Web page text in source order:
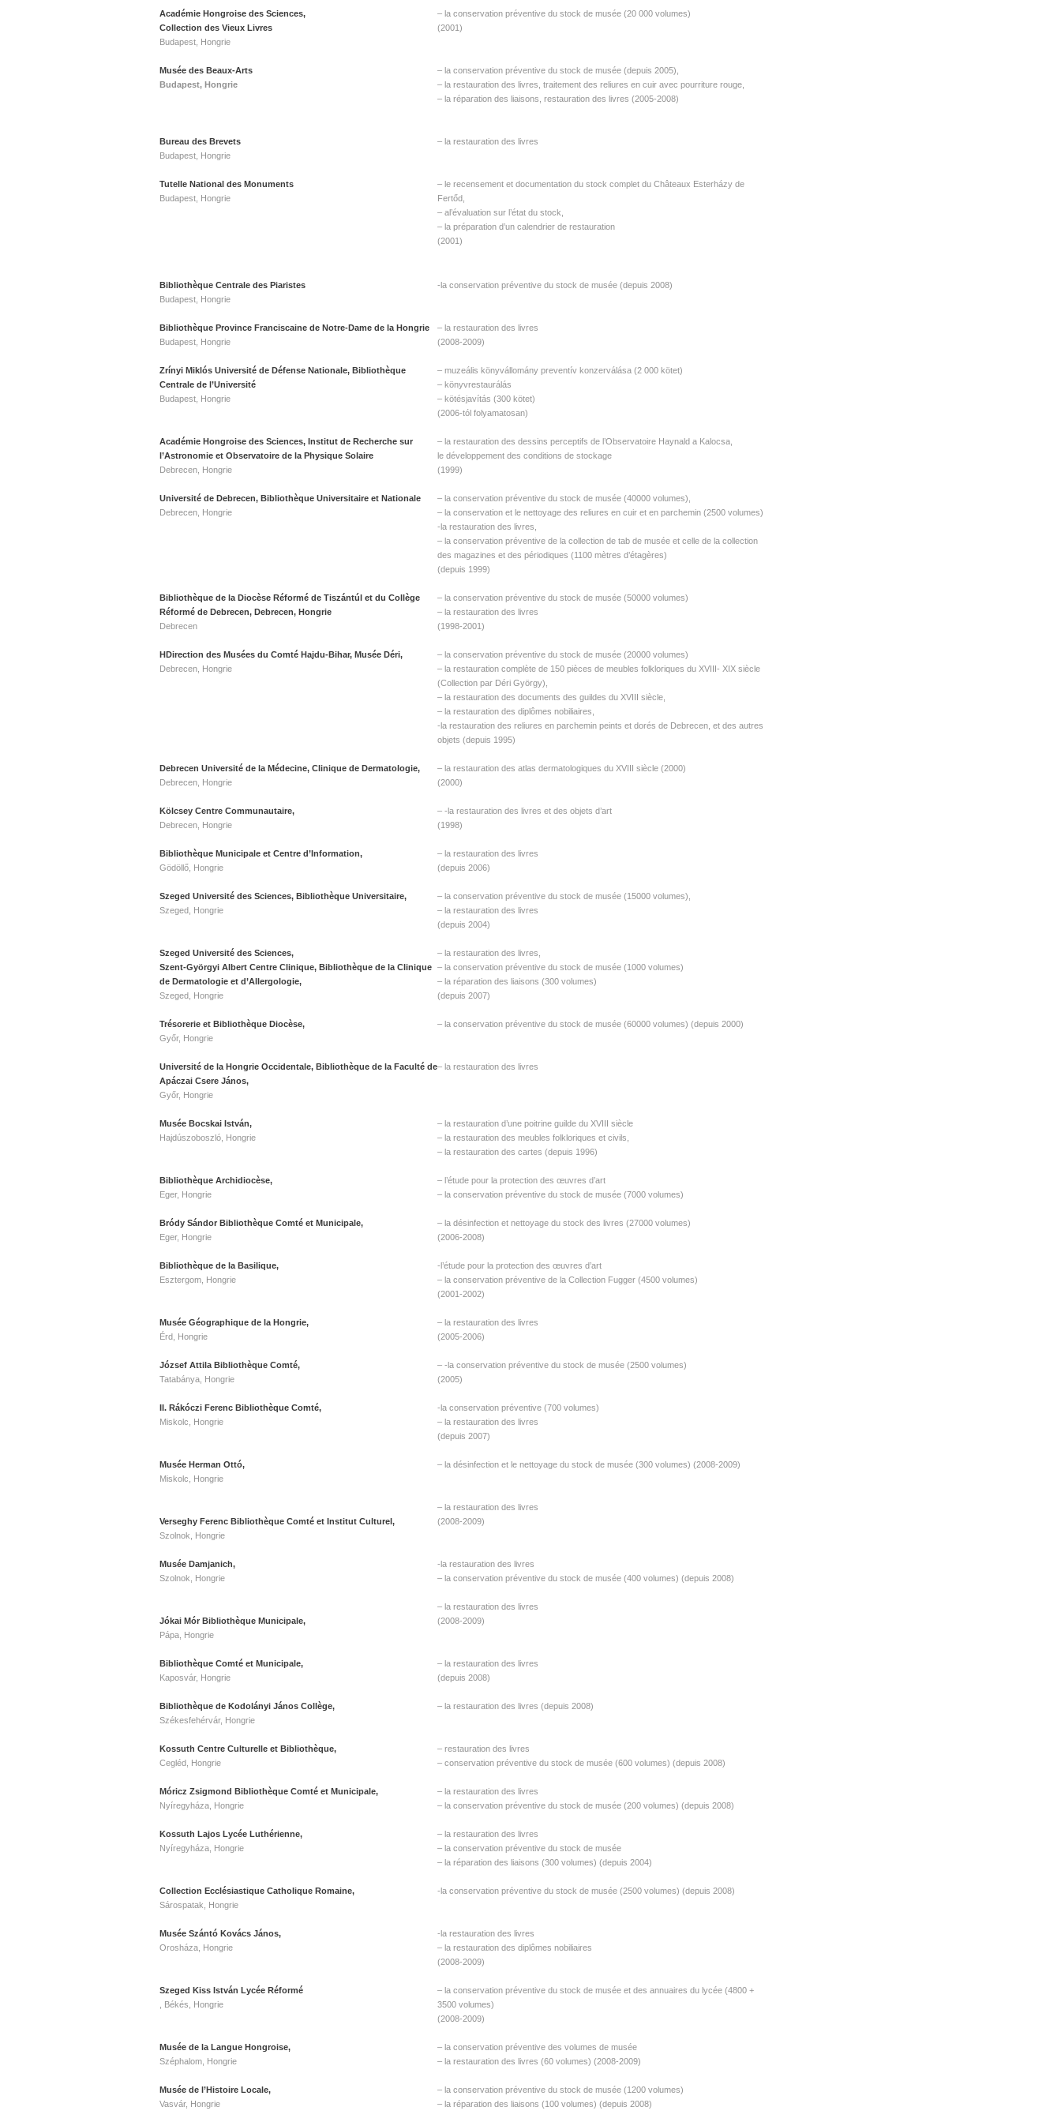
Académie Hongroise des Sciences,
Collection des Vieux Livres
Budapest, Hongrie
– la conservation préventive du stock de musée (20 000 volumes)
(2001)
Musée des Beaux-Arts
Budapest, Hongrie
– la conservation préventive du stock de musée (depuis 2005),
– la restauration des livres, traitement des reliures en cuir avec pourriture rouge,
– la réparation des liaisons, restauration des livres (2005-2008)
Bureau des Brevets
Budapest, Hongrie
– la restauration des livres
Tutelle National des Monuments
Budapest, Hongrie
– le recensement et documentation du stock complet du Châteaux Esterházy de
Fertőd,
– al’évaluation sur l’état du stock,
– la préparation d’un calendrier de restauration
(2001)
Bibliothèque Centrale des Piaristes
Budapest, Hongrie
-la conservation préventive du stock de musée (depuis 2008)
Bibliothèque Province Franciscaine de Notre-Dame de la Hongrie
Budapest, Hongrie
– la restauration des livres
(2008-2009)
Zrínyi Miklós Université de Défense Nationale, Bibliothèque
Centrale de l’Université
Budapest, Hongrie
– muzeális könyvállomány preventív konzerválása (2 000 kötet)
– könyvrestaurálás
– kötésjavítás (300 kötet)
(2006-tól folyamatosan)
Académie Hongroise des Sciences, Institut de Recherche sur
l’Astronomie et Observatoire de la Physique Solaire
Debrecen, Hongrie
– la restauration des dessins perceptifs de l’Observatoire Haynald a Kalocsa,
le développement des conditions de stockage
(1999)
Université de Debrecen, Bibliothèque Universitaire et Nationale
Debrecen, Hongrie
– la conservation préventive du stock de musée (40000 volumes),
– la conservation et le nettoyage des reliures en cuir et en parchemin (2500 volumes)
-la restauration des livres,
– la conservation préventive de la collection de tab de musée et celle de la collection
des magazines et des périodiques (1100 mètres d’étagères)
(depuis 1999)
Bibliothèque de la Diocèse Réformé de Tiszántúl et du Collège
Réformé de Debrecen, Debrecen, Hongrie
Debrecen
– la conservation préventive du stock de musée (50000 volumes)
– la restauration des livres
(1998-2001)
HDirection des Musées du Comté Hajdu-Bihar, Musée Déri,
Debrecen, Hongrie
– la conservation préventive du stock de musée (20000 volumes)
– la restauration complète de 150 pièces de meubles folkloriques du XVIII- XIX siècle
(Collection par Déri György),
– la restauration des documents des guildes du XVIII siècle,
– la restauration des diplômes nobiliaires,
-la restauration des reliures en parchemin peints et dorés de Debrecen, et des autres
objets (depuis 1995)
Debrecen Université de la Médecine, Clinique de Dermatologie,
Debrecen, Hongrie
– la restauration des atlas dermatologiques du XVIII siècle (2000)
(2000)
Kölcsey Centre Communautaire,
Debrecen, Hongrie
– -la restauration des livres et des objets d’art
(1998)
Bibliothèque Municipale et Centre d’Information,
Gödöllő, Hongrie
– la restauration des livres
(depuis 2006)
Szeged Université des Sciences, Bibliothèque Universitaire,
Szeged, Hongrie
– la conservation préventive du stock de musée (15000 volumes),
– la restauration des livres
(depuis 2004)
Szeged Université des Sciences,
Szent-Györgyi Albert Centre Clinique, Bibliothèque de la Clinique
de Dermatologie et d’Allergologie,
Szeged, Hongrie
– la restauration des livres,
– la conservation préventive du stock de musée (1000 volumes)
– la réparation des liaisons (300 volumes)
(depuis 2007)
Trésorerie et Bibliothèque Diocèse,
Győr, Hongrie
– la conservation préventive du stock de musée (60000 volumes) (depuis 2000)
Université de la Hongrie Occidentale, Bibliothèque de la Faculté de
Apáczai Csere János,
Győr, Hongrie
– la restauration des livres
Musée Bocskai István,
Hajdúszoboszló, Hongrie
– la restauration d’une poitrine guilde du XVIII siècle
– la restauration des meubles folkloriques et civils,
– la restauration des cartes (depuis 1996)
Bibliothèque Archidiocèse,
Eger, Hongrie
– l’étude pour la protection des œuvres d’art
– la conservation préventive du stock de musée (7000 volumes)
Bródy Sándor Bibliothèque Comté et Municipale,
Eger, Hongrie
– la désinfection et nettoyage du stock des livres (27000 volumes)
(2006-2008)
Bibliothèque de la Basilique,
Esztergom, Hongrie
-l’étude pour la protection des œuvres d’art
– la conservation préventive de la Collection Fugger (4500 volumes)
(2001-2002)
Musée Géographique de la Hongrie,
Érd, Hongrie
– la restauration des livres
(2005-2006)
József Attila Bibliothèque Comté,
Tatabánya, Hongrie
– -la conservation préventive du stock de musée (2500 volumes)
(2005)
II. Rákóczi Ferenc Bibliothèque Comté,
Miskolc, Hongrie
-la conservation préventive (700 volumes)
– la restauration des livres
(depuis 2007)
Musée Herman Ottó,
Miskolc, Hongrie
– la désinfection et le nettoyage du stock de musée (300 volumes) (2008-2009)
Verseghy Ferenc Bibliothèque Comté et Institut Culturel,
Szolnok, Hongrie
– la restauration des livres
(2008-2009)
Musée Damjanich,
Szolnok, Hongrie
-la restauration des livres
– la conservation préventive du stock de musée (400 volumes) (depuis 2008)
Jókai Mór Bibliothèque Municipale,
Pápa, Hongrie
– la restauration des livres
(2008-2009)
Bibliothèque Comté et Municipale,
Kaposvár, Hongrie
– la restauration des livres
(depuis 2008)
Bibliothèque de Kodolányi János Collège,
Székesfehérvár, Hongrie
– la restauration des livres (depuis 2008)
Kossuth Centre Culturelle et Bibliothèque,
Cegléd, Hongrie
– restauration des livres
– conservation préventive du stock de musée (600 volumes) (depuis 2008)
Móricz Zsigmond Bibliothèque Comté et Municipale,
Nyíregyháza, Hongrie
– la restauration des livres
– la conservation préventive du stock de musée (200 volumes) (depuis 2008)
Kossuth Lajos Lycée Luthérienne,
Nyíregyháza, Hongrie
– la restauration des livres
– la conservation préventive du stock de musée
– la réparation des liaisons (300 volumes) (depuis 2004)
Collection Ecclésiastique Catholique Romaine,
Sárospatak, Hongrie
-la conservation préventive du stock de musée (2500 volumes) (depuis 2008)
Musée Szántó Kovács János,
Orosháza, Hongrie
-la restauration des livres
– la restauration des diplômes nobiliaires
(2008-2009)
Szeged Kiss István Lycée Réformé
, Békés, Hongrie
– la conservation préventive du stock de musée et des annuaires du lycée (4800 +
3500 volumes)
(2008-2009)
Musée de la Langue Hongroise,
Széphalom, Hongrie
– la conservation préventive des volumes de musée
– la restauration des livres (60 volumes) (2008-2009)
Musée de l’Histoire Locale,
Vasvár, Hongrie
– la conservation préventive du stock de musée (1200 volumes)
– la réparation des liaisons (100 volumes) (depuis 2008)